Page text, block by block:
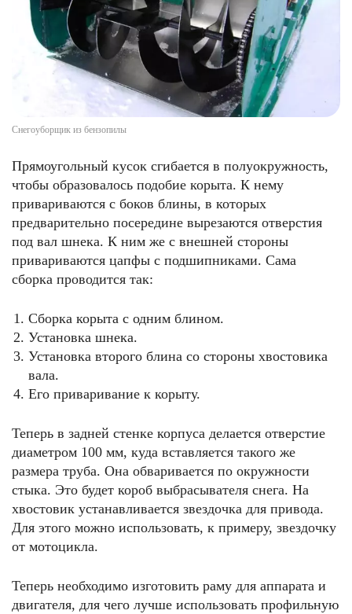
Снегоуборщик из бензопилы
Прямоугольный кусок сгибается в полуокружность,
чтобы образовалось подобие корыта. К нему
привариваются с боков блины, в которых
предварительно посередине вырезаются отверстия
под вал шнека. К ним же с внешней стороны
привариваются цапфы с подшипниками. Сама
сборка проводится так:
Сборка корыта с одним блином.
Установка шнека.
Установка второго блина со стороны хвостовика
вала.
Его приваривание к корыту.
Теперь в задней стенке корпуса делается отверстие
диаметром 100 мм, куда вставляется такого же
размера труба. Она обваривается по окружности
стыка. Это будет короб выбрасывателя снега. На
хвостовик устанавливается звездочка для привода.
Для этого можно использовать, к примеру, звездочку
от мотоцикла.
Теперь необходимо изготовить раму для аппарата и
двигателя, для чего лучше использовать профильную